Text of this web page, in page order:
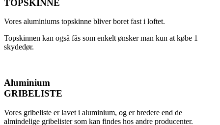
TOPSKINNE
Vores aluminiums topskinne bliver boret fast i loftet.
Topskinnen kan også fås som enkelt ønsker man kun at købe 1
skydedør.
Aluminium
GRIBELISTE
Vores gribeliste er lavet i aluminium, og er bredere end de
almindelige gribelister som kan findes hos andre producenter.